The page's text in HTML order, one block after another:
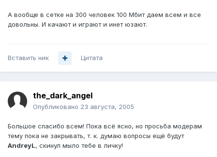
А вообще в сетке на 300 человек 100 Мбит даем всем и все
довольны. И качают и играют и инет юзают.
Вставить ник Цитата
the_dark_angel
Опубликовано 23 августа, 2005
Большое спасибо всем! Пока всё ясно, но просьба модерам
тему пока не закрывать, т. к. думаю вопросы ещё будут
AndreyL, скинул мыло тебе в личку!